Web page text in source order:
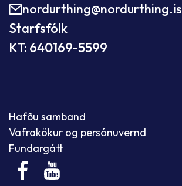
nordurthing@nordurthing.is
Starfsfólk
KT: 640169-5599
Hafðu samband
Vafrakökur og persónuvernd
Fundargátt